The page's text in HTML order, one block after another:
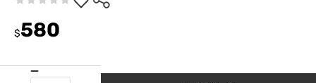
$580